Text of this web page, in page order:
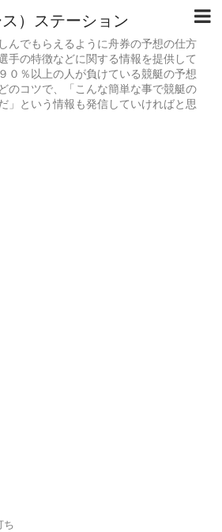
）ステーション
んでもらえるように舟券の予想の仕方
手の特徴などに関する情報を提供して
０％以上の人が負けている競艇の予想
のコツで、「こんな簡単な事で競艇の
」という情報も発信していければと思
ち